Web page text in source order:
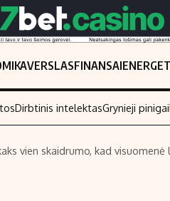
VERSLASFINANSAI
Dirbtinis intelektasGrynieji pinigai
vien skaidrumo, kad visuomenė